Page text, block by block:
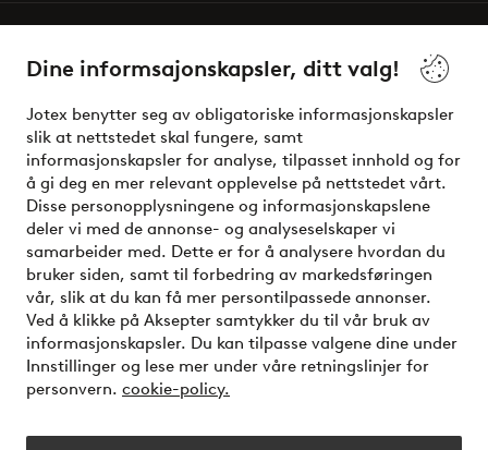
Dine informsajonskapsler, ditt valg!
Jotex benytter seg av obligatoriske informasjonskapsler
slik at nettstedet skal fungere, samt
informasjonskapsler for analyse, tilpasset innhold og for
å gi deg en mer relevant opplevelse på nettstedet vårt.
Disse personopplysningene og informasjonskapslene
deler vi med de annonse- og analyseselskaper vi
samarbeider med. Dette er for å analysere hvordan du
bruker siden, samt til forbedring av markedsføringen
vår, slik at du kan få mer persontilpassede annonser.
Ved å klikke på Aksepter samtykker du til vår bruk av
informasjonskapsler. Du kan tilpasse valgene dine under
Innstillinger og lese mer under våre retningslinjer for
personvern. cookie-policy.
Venner
Sikre betalinger - Betal direkte eller del opp
Vil du vite mer om våre betalingsalternativer?
elpy